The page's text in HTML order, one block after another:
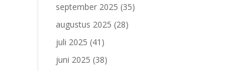
september 2025 (35)
augustus 2025 (28)
juli 2025 (41)
juni 2025 (38)